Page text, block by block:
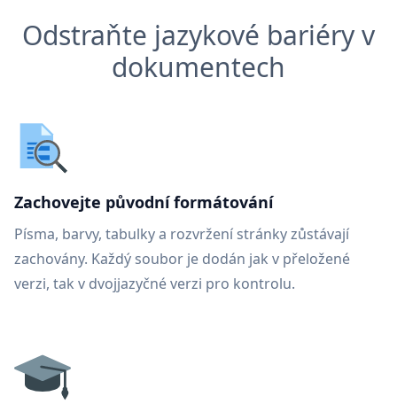
Odstraňte jazykové bariéry v
dokumentech
Zachovejte původní formátování
Písma, barvy, tabulky a rozvržení stránky zůstávají
zachovány. Každý soubor je dodán jak v přeložené
verzi, tak v dvojjazyčné verzi pro kontrolu.